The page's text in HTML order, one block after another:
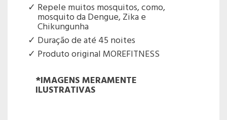
Repele muitos mosquitos, como,
mosquito da Dengue, Zika e
Chikungunha
Duração de até 45 noites
Produto original MOREFITNESS
*IMAGENS MERAMENTE
ILUSTRATIVAS